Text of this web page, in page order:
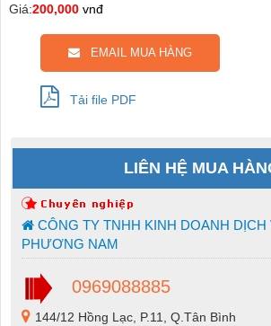
Giá:200,000 vnđ
EMAIL MUA HÀNG
Tải file PDF
LIÊN HỆ MUA
CÔNG TY TNHH KINH DOANH DỊCH
PHƯƠNG NAM
0969088885
144/12 Hồng Lạc, P.11, Q.Tân Bình